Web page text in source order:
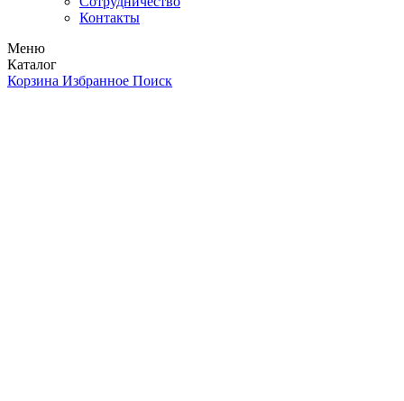
Контакты
Меню
Каталог
Корзина Избранное Поиск